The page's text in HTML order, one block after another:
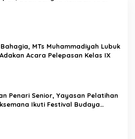
MTs Muhammadiyah Lubuk
Acara Pelepasan Kelas IX
Penari Senior, Yayasan Pelatihan
Ikuti Festival Budaya